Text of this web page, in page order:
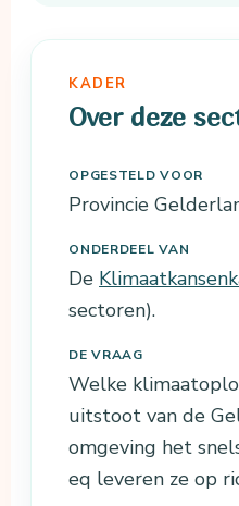
KADER
Over deze
OPGESTELD VOOR
Provincie
ONDERDEEL VAN
De
sectoren).
DE VRAAG
Welke
uitstoot van de
omgeving het
eq leveren ze op